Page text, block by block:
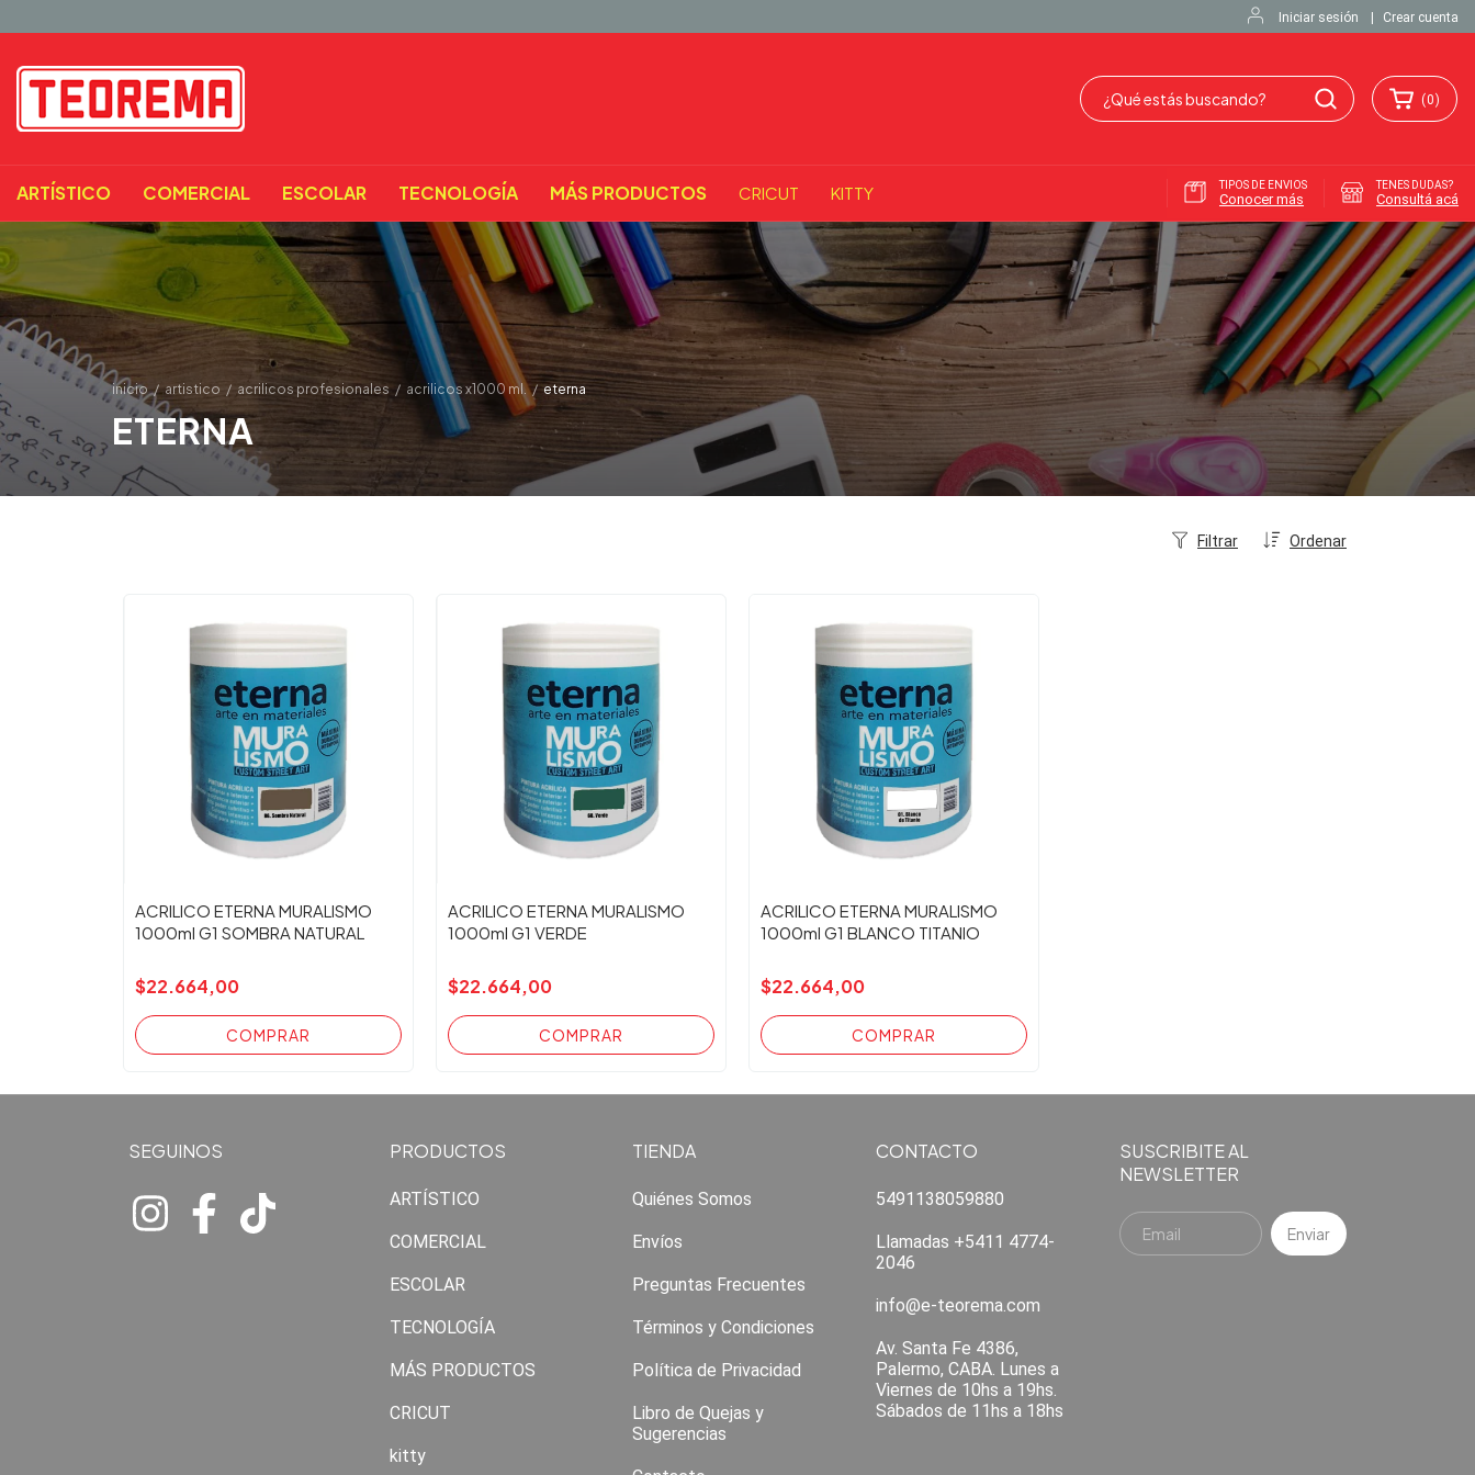
Iniciar sesión Crear cuenta
(0)
ARTÍSTICO COMERCIAL ESCOLAR TECNOLOGÍA MÁS PRODUCTOS CRICUT KITTY TIPOS DE ENVIOS
Conocer más
TENES DUDAS?
Consultá acá
inicio / artistico / acrilicos profesionales / acrilicos x1000 ml. / eterna
ETERNA
Ordenar
Filtrar
ACRILICO ETERNA MURALISMO
1000ml G1 SOMBRA NATURAL
$22.664,00
ACRILICO ETERNA MURALISMO
1000ml G1 VERDE
$22.664,00
ACRILICO ETERNA MURALISMO
1000ml G1 BLANCO TITANIO
$22.664,00
SEGUINOS PRODUCTOS
ARTÍSTICO
COMERCIAL
ESCOLAR
TECNOLOGÍA
MÁS PRODUCTOS
CRICUT
kitty
TIENDA
Quiénes Somos
Envíos
Preguntas Frecuentes
Términos y Condiciones
Política de Privacidad
Libro de Quejas y
Sugerencias
CONTACTO
5491138059880
Llamadas +5411 4774-
2046
info@e-teorema.com
Av. Santa Fe 4386,
Palermo, CABA. Lunes a
Viernes de 10hs a 19hs.
Sábados de 11hs a 18hs
SUSCRIBITE AL
NEWSLETTER